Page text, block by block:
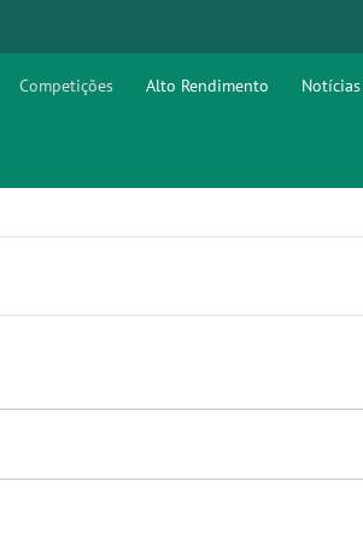
Competições Alto Rendimento